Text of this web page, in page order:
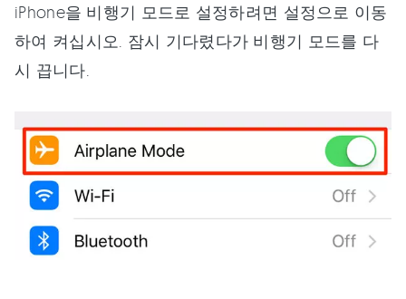
iPhone을 비행기 모드로 설정하려면 설정으로 이동
하여 켜십시오. 잠시 기다렸다가 비행기 모드를 다
시 끕니다.